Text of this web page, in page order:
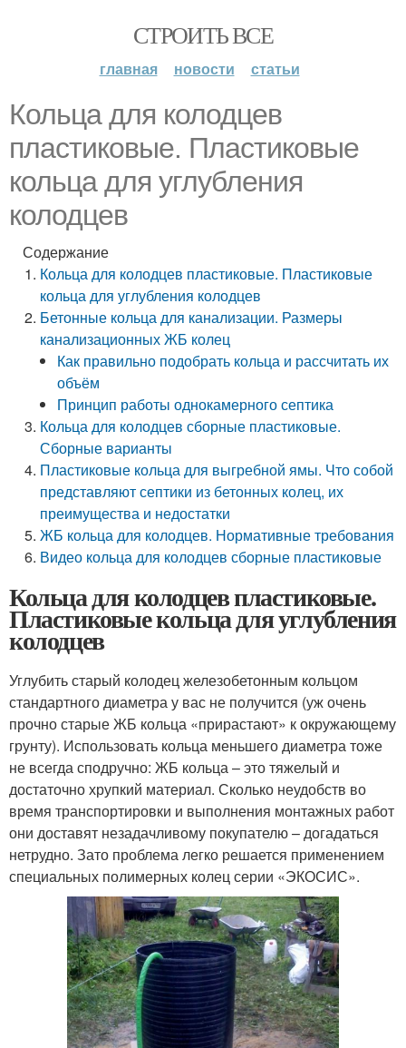
СТРОИТЬ ВСЕ
главная новости статьи
Кольца для колодцев
пластиковые. Пластиковые
кольца для углубления
колодцев
Содержание
Кольца для колодцев пластиковые. Пластиковые
кольца для углубления колодцев
Бетонные кольца для канализации. Размеры
канализационных ЖБ колец
Как правильно подобрать кольца и рассчитать их
объём
Принцип работы однокамерного септика
Кольца для колодцев сборные пластиковые.
Сборные варианты
Пластиковые кольца для выгребной ямы. Что собой
представляют септики из бетонных колец, их
преимущества и недостатки
ЖБ кольца для колодцев. Нормативные требования
Видео кольца для колодцев сборные пластиковые
Кольца для колодцев пластиковые.
Пластиковые кольца для углубления
колодцев
Углубить старый колодец железобетонным кольцом
стандартного диаметра у вас не получится (уж очень
прочно старые ЖБ кольца «прирастают» к окружающему
грунту). Использовать кольца меньшего диаметра тоже
не всегда сподручно: ЖБ кольца – это тяжелый и
достаточно хрупкий материал. Сколько неудобств во
время транспортировки и выполнения монтажных работ
они доставят незадачливому покупателю – догадаться
нетрудно. Зато проблема легко решается применением
специальных полимерных колец серии «ЭКОСИС».